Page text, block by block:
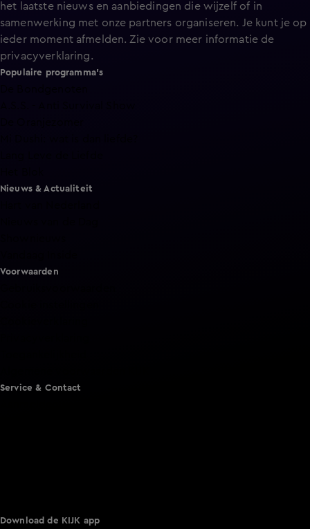
het laatste nieuws en aanbiedingen die wijzelf of in
samenwerking met onze partners organiseren. Je kunt je op
ieder moment afmelden. Zie voor meer informatie de
privacyverklaring.
Populaire programma's
Nieuws & Actualiteit
Voorwaarden
Service & Contact
Download de KIJK app